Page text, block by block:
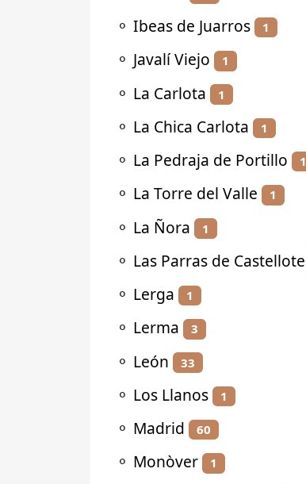
⚬ Ibeas de Juarros 1
⚬ Javalí Viejo 1
⚬ La Carlota 1
⚬ La Chica Carlota 1
⚬ La Pedraja de Portillo 1
⚬ La Torre del Valle 1
⚬ La Ñora 1
⚬ Las Parras de Castellote
⚬ Lerga 1
⚬ Lerma 3
⚬ León 33
⚬ Los Llanos 1
⚬ Madrid 60
⚬ Monòver 1